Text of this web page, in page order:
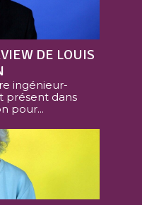
DE LOUIS
ingénieur-
présent dans
pour...